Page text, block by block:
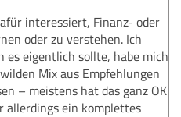
interessiert, Finanz- oder
oder zu verstehen. Ich
es eigentlich sollte, habe mich
Mix aus Empfehlungen
– meistens hat das ganz OK
allerdings ein komplettes